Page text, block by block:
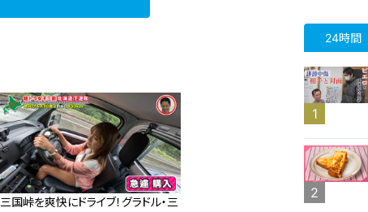
三国峠を爽快にドライブ！グラドル・三
24時間
1
2